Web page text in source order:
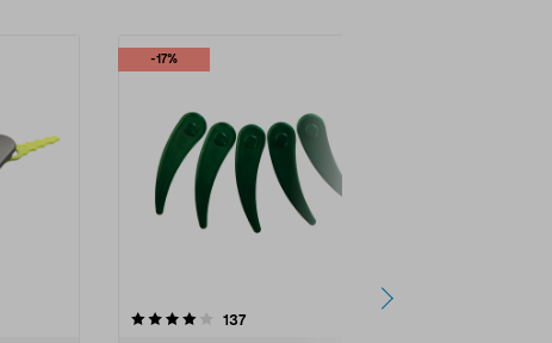
-17%
137anmeldelser
4.5 av 5 stjerner